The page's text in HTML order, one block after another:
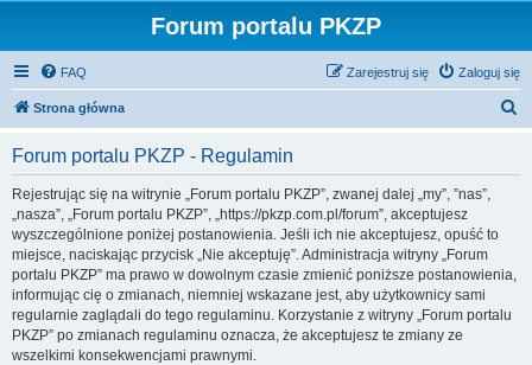
Forum portalu PKZP
FAQ Zaloguj się
Zarejestruj się
Strona główna
Forum portalu PKZP - Regulamin
Rejestrując się na witrynie „Forum portalu PKZP”, zwanej dalej „my”, ”nas”,
„nasza”, „Forum portalu PKZP”, „https://pkzp.com.pl/forum”, akceptujesz
wyszczególnione poniżej postanowienia. Jeśli ich nie akceptujesz, opuść to
miejsce, naciskając przycisk „Nie akceptuję”. Administracja witryny „Forum
portalu PKZP” ma prawo w dowolnym czasie zmienić poniższe postanowienia,
informując cię o zmianach, niemniej wskazane jest, aby użytkownicy sami
regularnie zaglądali do tego regulaminu. Korzystanie z witryny „Forum portalu
PKZP” po zmianach regulaminu oznacza, że akceptujesz te zmiany ze
wszelkimi konsekwencjami prawnymi.